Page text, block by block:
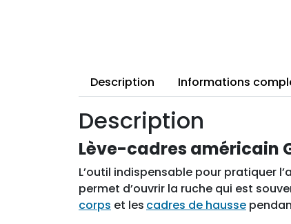
Description Informations
Description
Lève-cadres américain
L’outil indispensable pour pratiquer
permet d’ouvrir la ruche qui est
corps et les cadres de hausse